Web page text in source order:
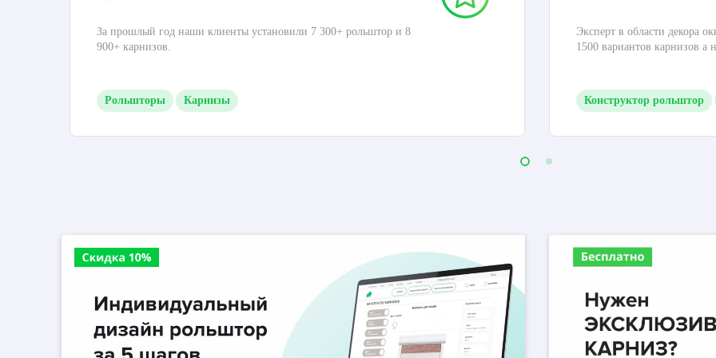
За прошлый год наши клиенты установили 7 300+ рольштор и 8
900+ карнизов.
Рольшторы Карнизы
Эксперт в области декора
1500 вариантов карнизов а
Конструктор рольштор